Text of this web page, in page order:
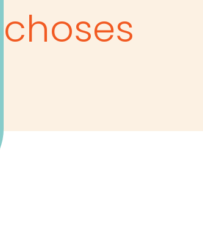
choses
de